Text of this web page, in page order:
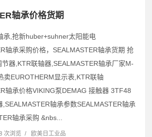
轴承价格货期
承,抢新huber+suhner太阳能电
轴承采购价格，SEALMASTER轴承货期 抢
器,KTR联轴器,SEALMASTER轴承厂家M-
卖EUROTHERM显示表,KTR联轴
轴承价格VIKING泵DEMAG 接触器 3TF48
,SEALMASTER轴承参数SEALMASTER轴承
轴承采购 &nbs...
次浏览 / 欧美日工业品